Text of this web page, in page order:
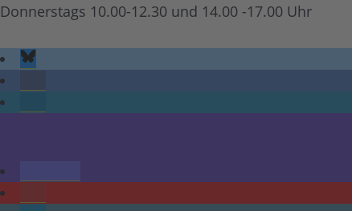
Donnerstags 10.00-12.30 und 14.00 -17.00 Uhr